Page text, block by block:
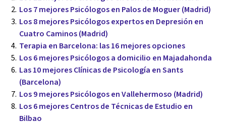
Los 7 mejores Psicólogos en Palos de Moguer (Madrid)
Los 8 mejores Psicólogos expertos en Depresión en
Cuatro Caminos (Madrid)
Terapia en Barcelona: las 16 mejores opciones
Los 6 mejores Psicólogos a domicilio en Majadahonda
Las 10 mejores Clínicas de Psicología en Sants
(Barcelona)
Los 9 mejores Psicólogos en Vallehermoso (Madrid)
Los 6 mejores Centros de Técnicas de Estudio en
Bilbao